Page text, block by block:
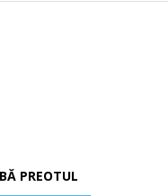
PREOTUL